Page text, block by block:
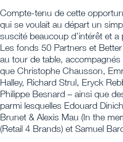
Compte-tenu de cette
qui se voulait au départ un
suscité beaucoup d’intérêt et
Les fonds 50 Partners et
au tour de table,
que Christophe Chausson,
Halley, Richard Strul, Eryck
Philippe Besnard – ainsi que
parmi lesquelles Edouard
Brunet & Alexis Mau (In the
(Retail 4 Brands) et Samuel